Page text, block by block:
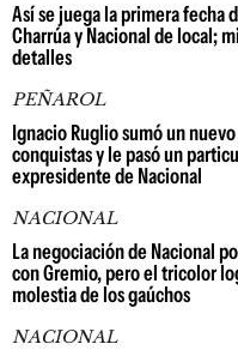
Así se juega la primera fecha
Charrúa y Nacional de local;
detalles
PEÑAROL
Ignacio Ruglio sumó un
conquistas y le pasó un
expresidente de Nacional
NACIONAL
La negociación de Nacional
con Gremio, pero el tricolor
molestia de los gaúchos
NACIONAL